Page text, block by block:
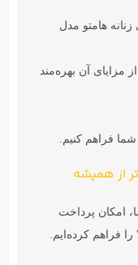
هامتو مدل
مزایای آن بهره‌مند
فراهم کنیم.
از همیشه
امکان پرداخت
را فراهم کرده‌ایم.